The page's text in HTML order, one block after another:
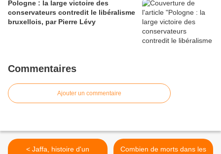
Pologne : la large victoire des
conservateurs contredit le libéralisme
bruxellois, par Pierre Lévy
Commentaires
Ajouter un commentaire
< Jaffa, histoire d'un
Combien de morts dans les